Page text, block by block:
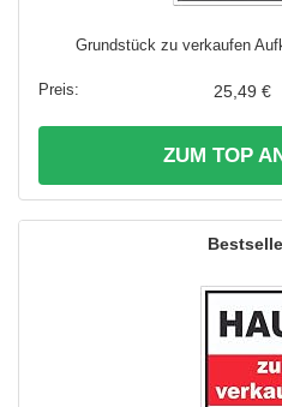
Grundstück zu verkaufen
25,49 €
ZUM TOP